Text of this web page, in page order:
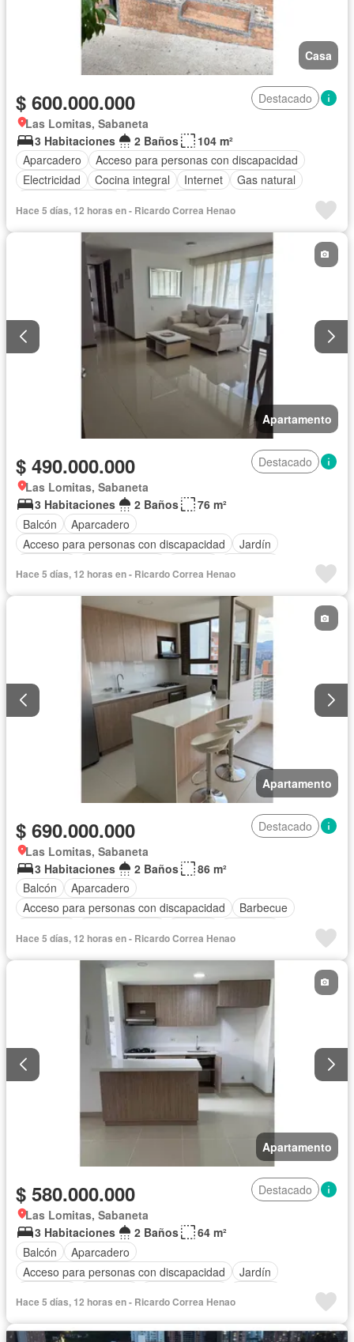
Casa
$ 600.000.000
Destacado
Las Lomitas, Sabaneta
3 Habitaciones
2 Baños
104 m²
Aparcadero
Acceso para personas con discapacidad
Electricidad
Cocina integral Internet
Gas natural
Hace 5 días, 12 horas en - Ricardo Correa Henao
Apartamento
$ 490.000.000
Destacado
Las Lomitas, Sabaneta
3 Habitaciones
2 Baños
76 m²
Balcón
Aparcadero
Acceso para personas con discapacidad
Jardín
Gas natural
Seguridad privada Piscina
Hace 5 días, 12 horas en - Ricardo Correa Henao
Apartamento
$ 690.000.000
Destacado
Las Lomitas, Sabaneta
3 Habitaciones
2 Baños
86 m²
Balcón
Aparcadero
Acceso para personas con discapacidad
Barbecue
Gas natural
Vista panorámica
Seguridad privada
Hace 5 días, 12 horas en - Ricardo Correa Henao
Apartamento
$ 580.000.000
Destacado
Las Lomitas, Sabaneta
3 Habitaciones
2 Baños
64 m²
Balcón
Aparcadero
Acceso para personas con discapacidad
Jardín
Ascensor
Gas natural
Vista panorámica
Seguridad privada
Piscina Agua
Hace 5 días, 12 horas en - Ricardo Correa Henao